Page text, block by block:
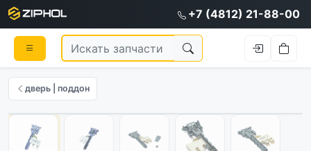
+7 (4812) 21-88-00
дверь | поддон